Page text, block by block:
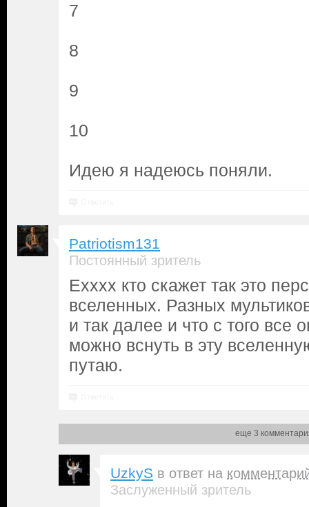
7
8
9
10
Идею я надеюсь поняли.
Patriotism131
Постоянный зритель
Ехххх кто скажет так это
вселенных. Разных
и так далее и что с того все
можно вснуть в эту
путаю.
еще 3
UzkyS в ответ на
Заслуженный зритель